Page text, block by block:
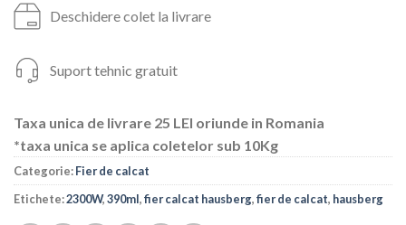
Deschidere colet la livrare
Suport tehnic gratuit
Taxa unica de livrare 25 LEI oriunde in Romania
*taxa unica se aplica coletelor sub 10Kg
Categorie:Fier de calcat
Etichete:2300W,390ml,fier calcat hausberg,fier de calcat, hausberg